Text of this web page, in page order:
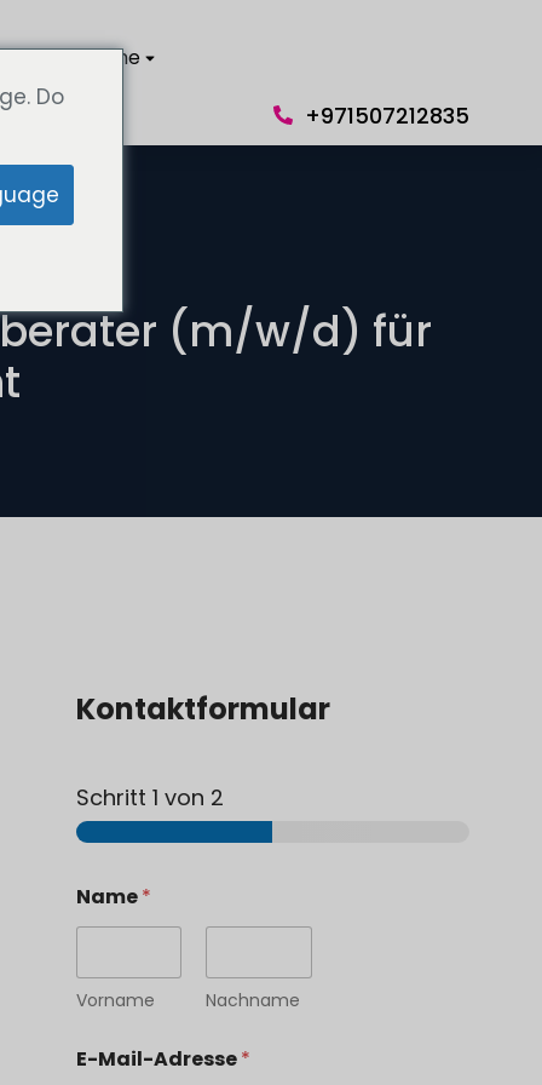
Sprache
+971507212835
(m/w/d) für
Kontaktformular
Schritt 1 von 2
e
w
n
s
t
Name*
Vorname Nachname
E-Mail-Adresse*
Do